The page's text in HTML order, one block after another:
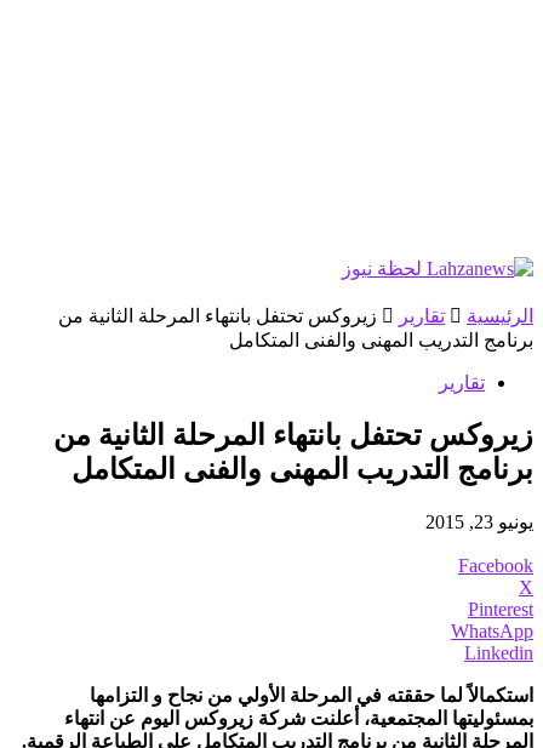
الرئيسية تقارير
زيروكس تحتفل بانتهاء المرحلة الثانية من
برنامج التدريب المهنى والفنى المتكامل
تقارير
زيروكس تحتفل بانتهاء المرحلة الثانية من
برنامج التدريب المهنى والفنى المتكامل
يونيو 23, 2015
Facebook
X
Pinterest
WhatsApp
Linkedin
استكمالاً لما حققته في المرحلة الأولي من نجاح و التزامها
بمسئوليتها المجتمعية، أعلنت شركة زيروكس اليوم عن انتهاء
المرحلة الثانية من برنامج التدريب المتكامل علي الطباعة الرقمية.